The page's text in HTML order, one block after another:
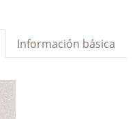
Información básica